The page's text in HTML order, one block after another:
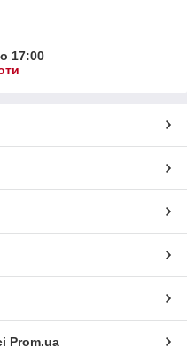
точно не залишить вас
мають захисні
та приносять удачу. Тому
проєктів
шарму.
17:00
Prom.ua